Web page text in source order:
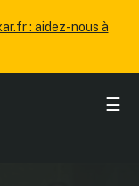
: aidez-nous à
☰